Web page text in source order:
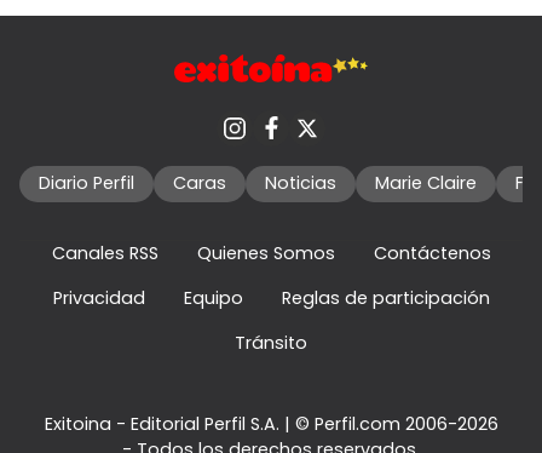
Diario Perfil Caras Noticias Marie Claire
Canales RSS Quienes Somos
Contáctenos
Privacidad
Equipo
Reglas de participación
Tránsito
Exitoina - Editorial Perfil S.A. | © Perfil.com 2006-2026